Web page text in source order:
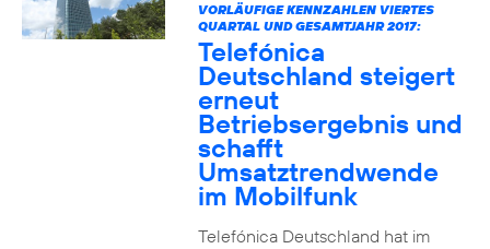
VORLÄUFIGE KENNZAHLEN VIERTES
QUARTAL UND GESAMTJAHR 2017:
Telefónica
Deutschland steigert
erneut
Betriebsergebnis und
schafft
Umsatztrendwende
im Mobilfunk
Telefónica Deutschland hat im